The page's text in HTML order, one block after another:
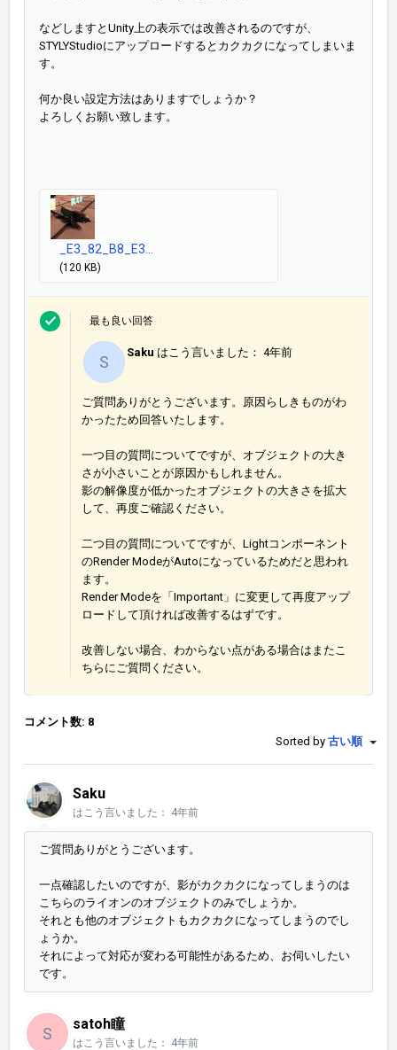
などしますとUnity上の表示では改善されるのですが、
STYLYStudioにアップロードするとカクカクになってしまいま
す。
何か良い設定方法はありますでしょうか？
よろしくお願い致します。
_E3_82_B8_E3...
(120 KB)
最も良い回答
S
Saku はこう言いました： 4年前
ご質問ありがとうございます。原因らしきものがわ
かったため回答いたします。
一つ目の質問についてですが、オブジェクトの大き
さが小さいことが原因かもしれません。
影の解像度が低かったオブジェクトの大きさを拡大
して、再度ご確認ください。
二つ目の質問についてですが、Lightコンポーネント
のRender ModeがAutoになっているためだと思われ
ます。
Render Modeを「Important」に変更して再度アップ
ロードして頂ければ改善するはずです。
改善しない場合、わからない点がある場合はまたこ
ちらにご質問ください。
コメント数: 8
Sorted by 古い順
Saku
はこう言いました： 4年前
ご質問ありがとうございます。
一点確認したいのですが、影がカクカクになってしまうのは
こちらのライオンのオブジェクトのみでしょうか。
それとも他のオブジェクトもカクカクになってしまうのでし
ょうか。
それによって対応が変わる可能性があるため、お伺いしたい
です。
S
satoh瞳
はこう言いました： 4年前